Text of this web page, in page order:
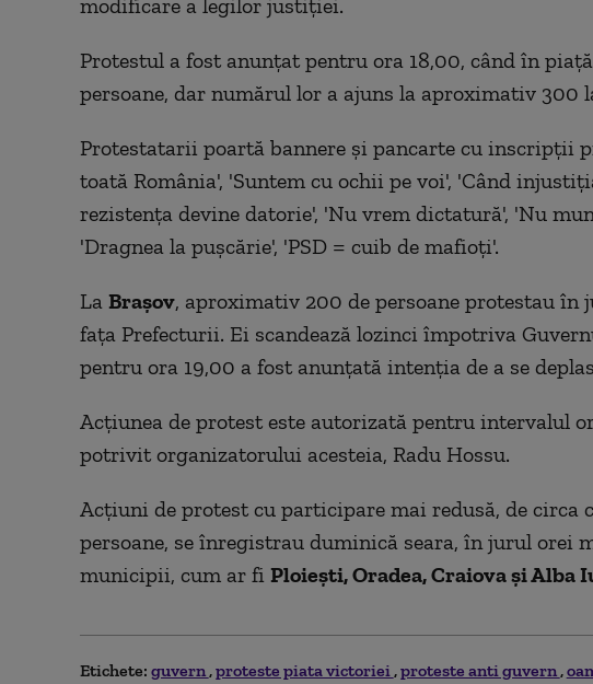
modificare a legilor justiției.
Protestul a fost anunțat pentru ora 18,00, când în
persoane, dar numărul lor a ajuns la aproximativ 300
Protestatarii poartă bannere și pancarte cu inscripții
toată România', 'Suntem cu ochii pe voi', 'Când
rezistența devine datorie', 'Nu vrem dictatură', 'Nu
'Dragnea la pușcărie', 'PSD = cuib de mafioți'.
La Brașov, aproximativ 200 de persoane protestau în
fața Prefecturii. Ei scandează lozinci împotriva
pentru ora 19,00 a fost anunțată intenția de a se
Acțiunea de protest este autorizată pentru intervalul
potrivit organizatorului acesteia, Radu Hossu.
Acțiuni de protest cu participare mai redusă, de circa
persoane, se înregistrau duminică seara, în jurul orei
municipii, cum ar fi Ploiești, Oradea, Craiova și Alba
Etichete: guvern proteste piata victoriei proteste anti guvern